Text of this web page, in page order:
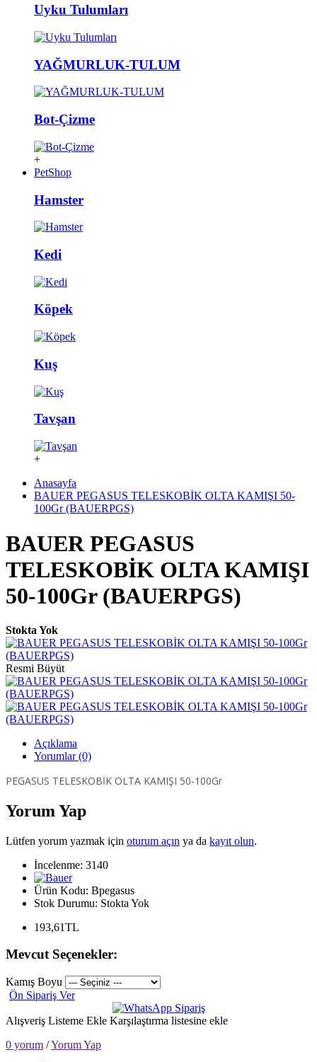
Uyku Tulumları
YAĞMURLUK-TULUM
Bot-Çizme
+
PetShop
Hamster
Kedi
Köpek
Kuş
Tavşan
+
Anasayfa
BAUER PEGASUS TELESKOBİK OLTA KAMIŞI 50-
100Gr (BAUERPGS)
BAUER PEGASUS
TELESKOBİK OLTA KAMIŞI
50-100Gr (BAUERPGS)
Stokta Yok
Resmi Büyüt
Açıklama
Yorumlar (0)
PEGASUS TELESKOBİK OLTA KAMIŞI 50-100Gr
Yorum Yap
Lütfen yorum yazmak için oturum açın ya da kayıt olun.
İncelenme: 3140
Ürün Kodu: Bpegasus
Stok Durumu: Stokta Yok
193,61TL
Mevcut Seçenekler:
Kamış Boyu
Ön Sipariş Ver
Alışveriş Listeme Ekle Karşılaştırma listesine ekle
0 yorum /Yorum Yap